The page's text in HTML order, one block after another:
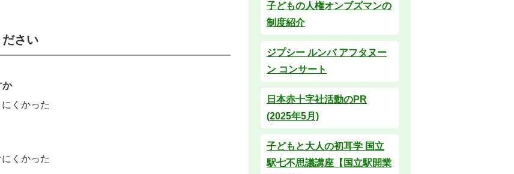
さい
か
くかった
にくかった
子どもの人権オンブズマンの
制度紹介
ジプシー ルンバ アフタヌー
ン コンサート
日本赤十字社活動のPR
(2025年5月)
子どもと大人の初耳学 国立
駅七不思議講座【国立駅開業